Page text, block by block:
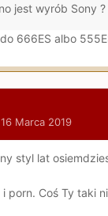
jest wyrób Sony ?
666ES albo
16 Marca 2019
styl lat
porn. Coś Ty taki